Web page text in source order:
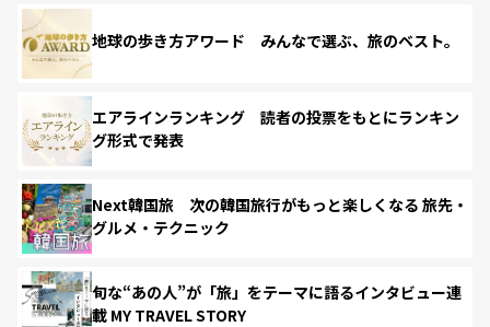
地球の歩き方アワード みんなで選ぶ、旅のベスト。
エアラインランキング 読者の投票をもとにランキン
グ形式で発表
Next韓国旅 次の韓国旅行がもっと楽しくなる 旅先・
グルメ・テクニック
旬な“あの人”が「旅」をテーマに語るインタビュー連
載 MY TRAVEL STORY